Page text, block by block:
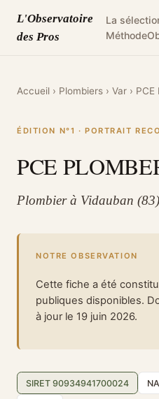
L'Observatoire
des Pros
La
Méthode
Accueil › Plombiers › Var › PCE
ÉDITION N°1 · PORTRAIT
PCE
Plombier à Vidauban
NOTRE OBSERVATION
Cette fiche a été
publiques disponibles.
à jour le 19 juin 2026.
SIRET 90934941700024